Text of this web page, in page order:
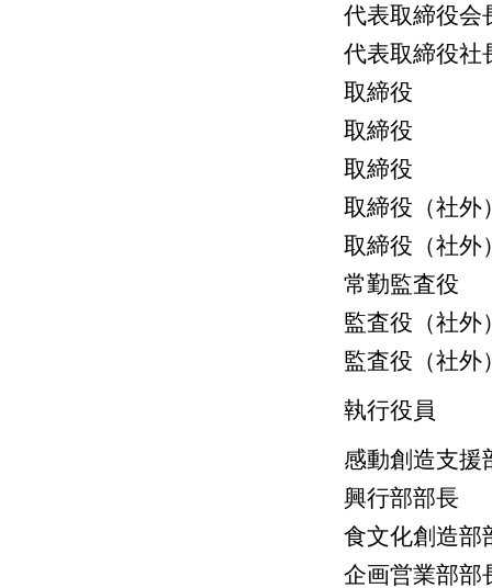
代表取締
代表取締
取締役
取締役
取締役
取締役（
取締役（
常勤監
監査役（
監査役（
執行役
感動創造支
興行部
食文化創造
企画営業